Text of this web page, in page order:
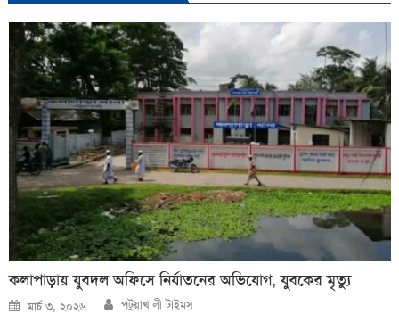
কলাপাড়ায় যুবদল অফিসে নির্যাতনের অভিযোগ, যুবকের মৃত্যু
Posted
on
মার্চ ৩, ২০২৬ Author
পটুয়াখালী টাইমস